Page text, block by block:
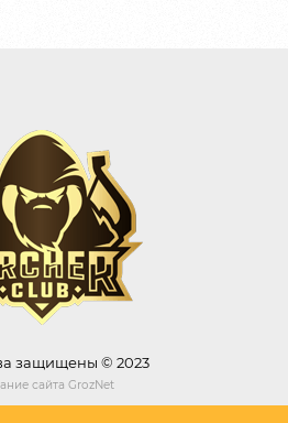
защищены © 2023
сайта GrozNet